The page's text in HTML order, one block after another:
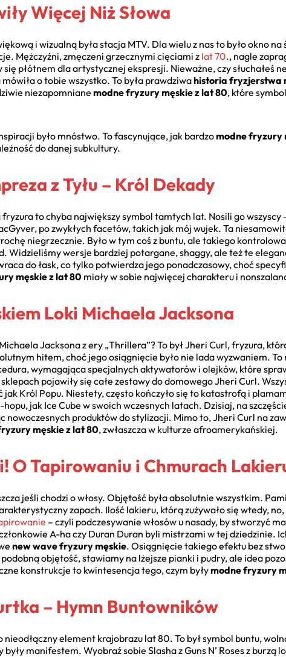
Więcej Niż Słowa
i wizualną była stacja MTV. Dla wielu z nas to było okno na
Mężczyźni, zmęczeni grzecznymi cięciami z lat 70., nagle
płótnem dla artystycznej ekspresji. Nieważne, czy słuchałeś
o tobie wszystko. To była prawdziwahistoria fryzjerstwa
niezapomnianemodne fryzury męskie z lat 80, które
było mnóstwo. To fascynujące, jak bardzomodne fryzury
do danej subkultury.
z Tyłu – Król Dekady
fryzura to chyba największy symbol tamtych lat. Nosili go wszyscy
po zwykłych facetów, takich jak mój wujek. Ta
niegrzecznie. Było w tym coś z buntu, ale takiego
Widzieliśmy wersje bardziej potargane, shaggy, ale też te
do łask, co tylko potwierdza jego ponadczasowy, choć
męskie z lat 80miały w sobie najwięcej charakteru i
Loki Michaela Jacksona
Jacksona z ery „Thrillera”? To był Jheri Curl, fryzura,
hitem, choć jego osiągnięcie było nie lada wyzwaniem. To
wymagająca specjalnych aktywatorów i olejków, które
pojawiły się całe zestawy do domowego Jheri Curl.
jak Król Popu. Niestety, często kończyło się to katastrofą i
jak Ice Cube w swoich wczesnych latach. Dzisiaj, na
nowoczesnych produktów do stylizacji. Mimo to, Jheri Curl na
męskie z lat 80, zwłaszcza w kulturze afroamerykańskiej.
O Tapirowaniu i Chmurach
jeśli chodzi o włosy. Objętość była absolutnie wszystkim.
zapach. Ilość lakieru, którą zużywało się wtedy,
– czyli podczesywanie włosów u nasady, by stworzyć
A-ha czy Duran Duran byli mistrzami w tej dziedzinie.
new wave fryzury męskie. Osiągnięcie takiego efektu bez
objętość, stawiamy na lżejsze pianki i pudry, ale idea
konstrukcje to kwintesencja tego, czym byłymodne fryzury
– Hymn Buntowników
element krajobrazu lat 80. To był symbol buntu,
manifestem. Wyobraź sobie Slasha z Guns N’ Roses z burzą